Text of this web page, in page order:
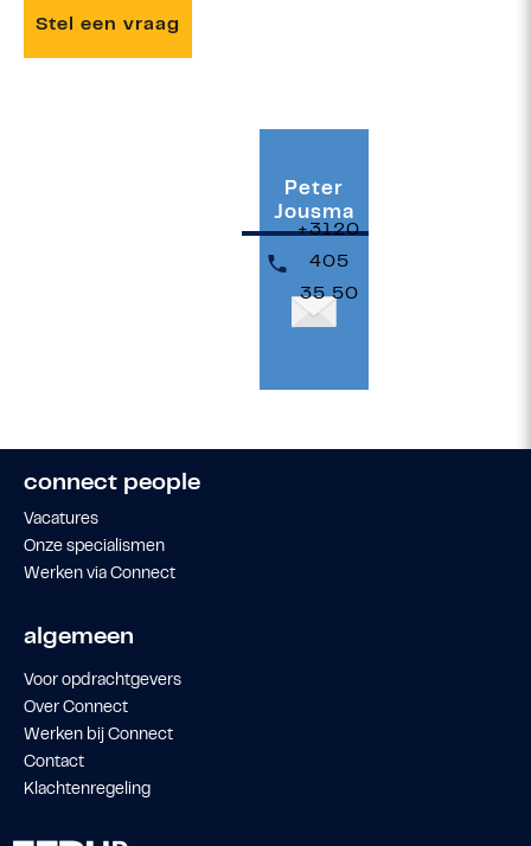
Stel een vraag
Peter
Jousma
+3120
405
35 50
connect people
Vacatures
Onze specialismen
Werken via Connect
algemeen
Voor opdrachtgevers
Over Connect
Werken bij Connect
Contact
Klachtenregeling